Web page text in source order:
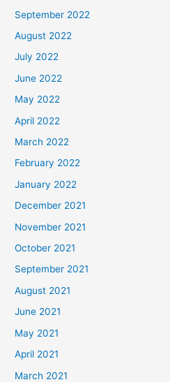
September 2022
August 2022
July 2022
June 2022
May 2022
April 2022
March 2022
February 2022
January 2022
December 2021
November 2021
October 2021
September 2021
August 2021
June 2021
May 2021
April 2021
March 2021